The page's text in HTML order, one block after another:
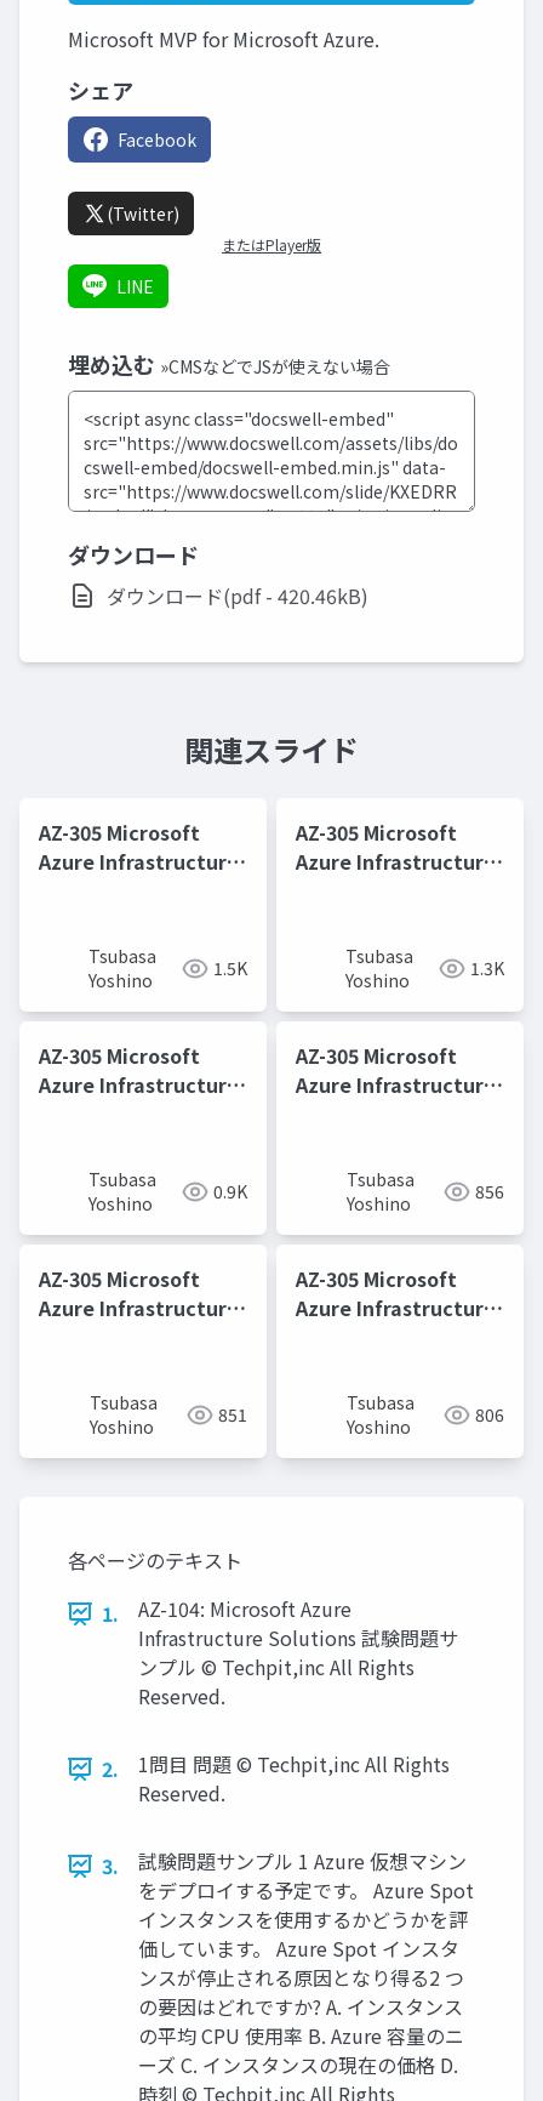
Microsoft MVP for Microsoft Azure.
シェア
Facebook
(Twitter)
またはPlayer版
LINE
埋め込む »CMSなどでJSが使えない場合
ダウンロード
ダウンロード(pdf - 420.46kB)
関連スライド
AZ-305 Microsoft
Azure Infrastructure
Tsubasa
Yoshino
1.5K
AZ-305 Microsoft
Azure Infrastructure
Tsubasa
Yoshino
1.3K
AZ-305 Microsoft
Azure Infrastructure
Tsubasa
Yoshino
0.9K
AZ-305 Microsoft
Azure Infrastructure
Tsubasa
Yoshino
856
AZ-305 Microsoft
Azure Infrastructure
Tsubasa
Yoshino
851
AZ-305 Microsoft
Azure Infrastructure
Tsubasa
Yoshino
806
各ページのテキスト
1.
AZ-104: Microsoft Azure
Infrastructure Solutions 試験問題サ
ンプル © Techpit,inc All Rights
Reserved.
2.
1問目 問題 © Techpit,inc All Rights
Reserved.
3.
試験問題サンプル 1 Azure 仮想マシン
をデプロイする予定です。 Azure Spot
インスタンスを使用するかどうかを評
価しています。 Azure Spot インスタ
ンスが停止される原因となり得る2 つ
の要因はどれですか? A. インスタンス
の平均 CPU 使用率 B. Azure 容量のニ
ーズ C. インスタンスの現在の価格 D.
時刻 © Techpit,inc All Rights